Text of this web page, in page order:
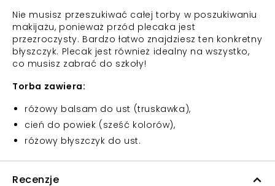
Nie musisz przeszukiwać całej torby w poszukiwaniu
makijażu, ponieważ przód plecaka jest
przezroczysty. Bardzo łatwo znajdziesz ten konkretny
błyszczyk. Plecak jest również idealny na wszystko,
co musisz zabrać do szkoły!
Torba zawiera:
różowy balsam do ust (truskawka),
cień do powiek (sześć kolorów),
różowy błyszczyk do ust.
Recenzje